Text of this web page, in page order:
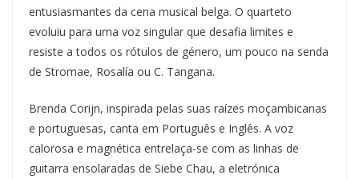
entusiasmantes da cena musical belga. O quarteto
evoluiu para uma voz singular que desafia limites e
resiste a todos os rótulos de género, um pouco na senda
de Stromae, Rosalía ou C. Tangana.
Brenda Corijn, inspirada pelas suas raízes moçambicanas
e portuguesas, canta em Português e Inglês. A voz
calorosa e magnética entrelaça-se com as linhas de
guitarra ensolaradas de Siebe Chau, a eletrónica